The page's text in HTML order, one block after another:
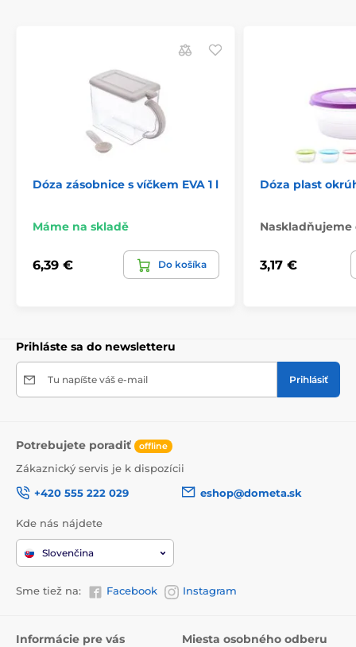
Dóza zásobnice s víčkem EVA 1 l
Máme na skladě
6,39 € Do košíka
Dóza plast
Naskladňujeme
3,17 €
Prihláste sa do newsletteru
Tu napíšte váš e-mail Prihlásiť
Potrebujete poradiť offline
Zákaznický servis je k dispozícii
+420 555 222 029
eshop@dometa.sk
Kde nás nájdete
Slovenčina
Sme tiež na: Facebook Instagram
Informácie pre vás Miesta osobného odberu